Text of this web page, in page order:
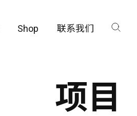
Shop 联系我们
项目